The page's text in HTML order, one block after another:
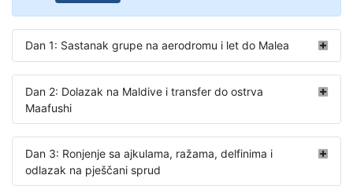
Dan 1: Sastanak grupe na aerodromu i let do Malea
Dan 2: Dolazak na Maldive i transfer do ostrva
Maafushi
Dan 3: Ronjenje sa ajkulama, ražama, delfinima i
odlazak na pješčani sprud